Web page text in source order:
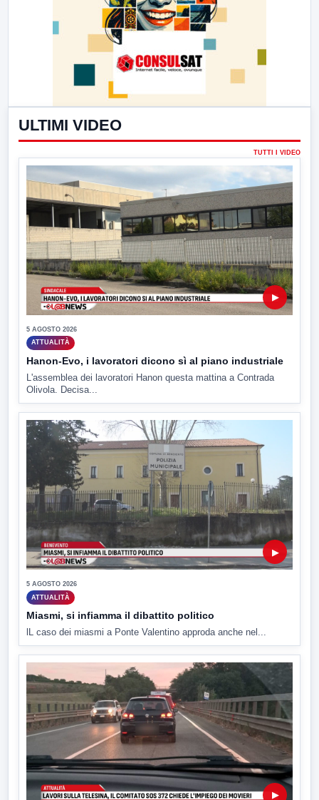
ULTIMI VIDEO
TUTTI I VIDEO
▶
5 AGOSTO 2026
ATTUALITÀ
Hanon-Evo, i lavoratori dicono sì al piano industriale
L'assemblea dei lavoratori Hanon questa mattina a Contrada
Olivola. Decisa...
▶
5 AGOSTO 2026
ATTUALITÀ
Miasmi, si infiamma il dibattito politico
lL caso dei miasmi a Ponte Valentino approda anche nel...
▶